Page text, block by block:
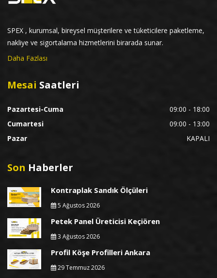
SPEX , kurumsal, bireysel müşterilere ve tüketicilere paketleme,
nakliye ve sigortalama hizmetlerini birarada sunar.
Daha Fazlası
Mesai Saatleri
Pazartesi-Cuma
09:00 - 18:00
Cumartesi
09:00 - 13:00
Pazar
KAPALI
Son Haberler
Kontraplak Sandık Ölçüleri
5 Ağustos 2026
Petek Panel Üreticisi Keçiören
3 Ağustos 2026
Profil Köşe Profilleri Ankara
29 Temmuz 2026